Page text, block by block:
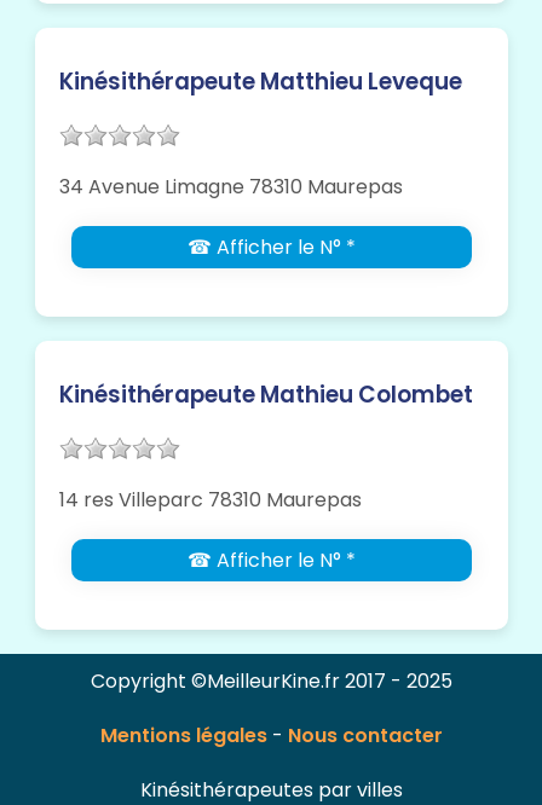
Kinésithérapeute Matthieu Leveque
34 Avenue Limagne 78310 Maurepas
☎ Afficher le N° *
Kinésithérapeute Mathieu Colombet
14 res Villeparc 78310 Maurepas
☎ Afficher le N° *
Copyright ©MeilleurKine.fr 2017 - 2025
Mentions légales- Nous contacter
Kinésithérapeutes par villes